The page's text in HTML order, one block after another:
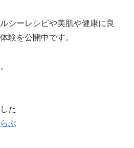
シーレシピや美肌や健康に良
験を公開中です。
た
ぶ